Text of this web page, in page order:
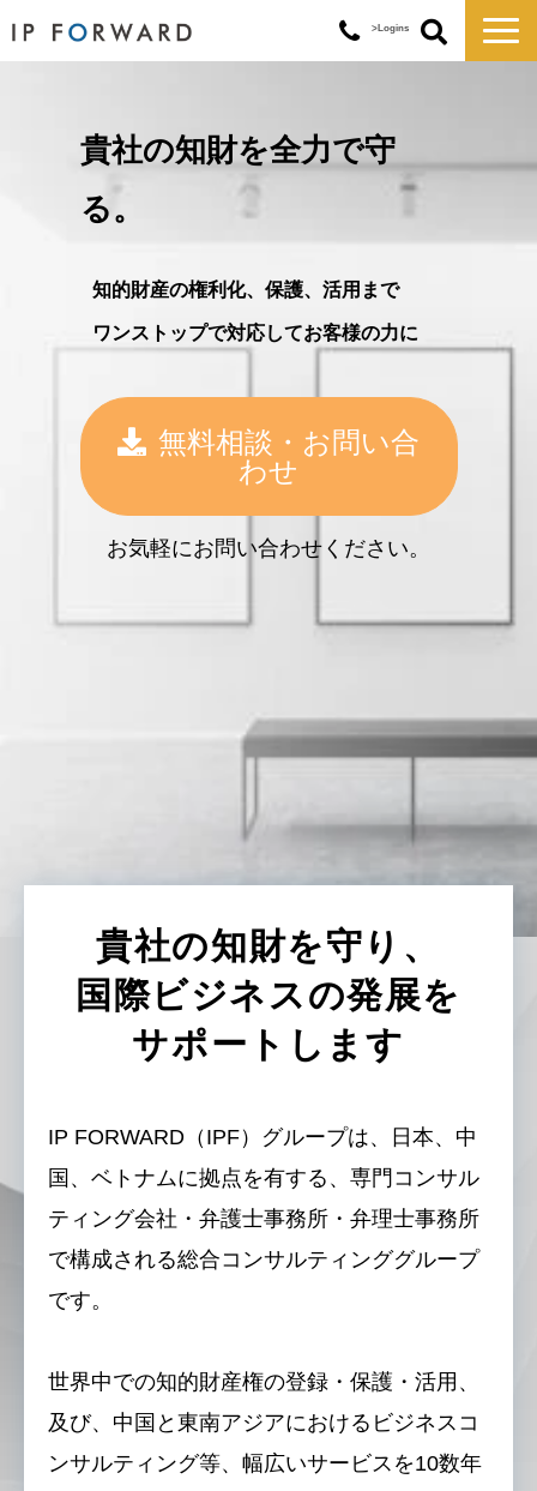
>Logins
コラム
お知らせ
企業情報
貴社の知財を全力で守
る。
知的財産の権利化、保護、活用まで
ワンストップで対応してお客様の力に
無料相談・お問い合
わせ
お気軽にお問い合わせください。
貴社の知財を守り、
国際ビジネスの発展を
サポートします
IP FORWARD（IPF）グループは、日本、中
国、ベトナムに拠点を有する、専門コンサル
ティング会社・弁護士事務所・弁理士事務所
で構成される総合コンサルティンググループ
です。
世界中での知的財産権の登録・保護・活用、
及び、中国と東南アジアにおけるビジネスコ
ンサルティング等、幅広いサービスを10数年